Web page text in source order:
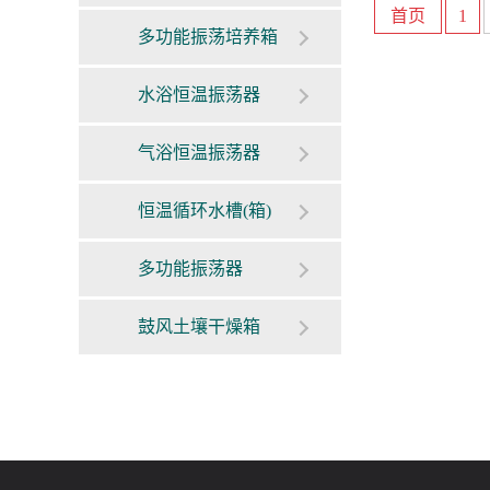
多功能振荡培养箱
水浴恒温振荡器
气浴恒温振荡器
恒温循环水槽(箱)
多功能振荡器
鼓风土壤干燥箱
首页 1